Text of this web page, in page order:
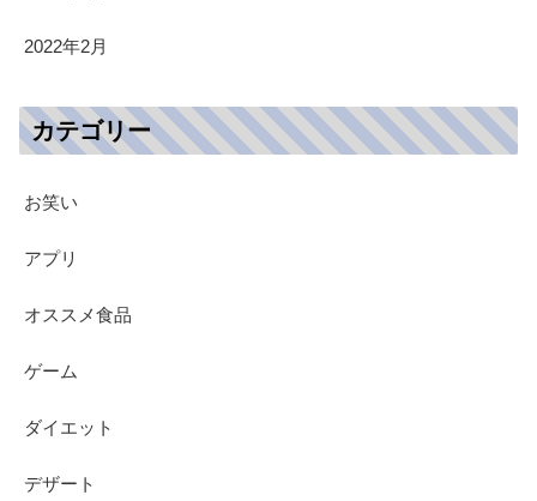
2022年2月
カテゴリー
お笑い
アプリ
オススメ食品
ゲーム
ダイエット
デザート